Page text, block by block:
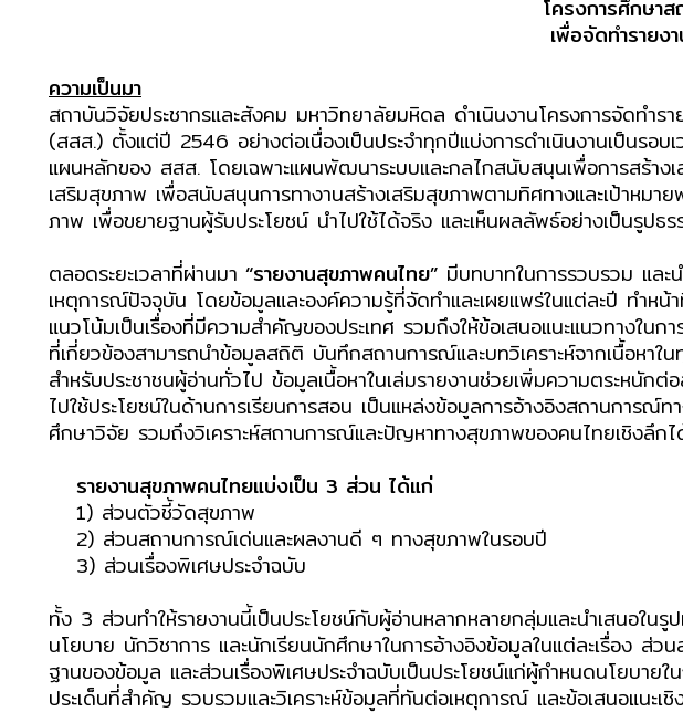
โครงการศึกษา
เพื่อจัดทำราย
ความเป็นมา
สถาบันวิจัยประชากรและสังคม มหาวิทยาลัยมหิดล ดำเนินงานโครงการจัดท
(สสส.) ตั้งแต่ปี 2546 อย่างต่อเนื่องเป็นประจำทุกปีแบ่งการดำเนินงานเป็นร
แผนหลักของ สสส. โดยเฉพาะแผนพัฒนาระบบและกลไกสนับสนุนเพื่อการสร้า
เสริมสุขภาพ เพื่อสนับสนุนการทางานสร้างเสริมสุขภาพตามทิศทางและเป้าหม
ภาพ เพื่อขยายฐานผู้รับประโยชน์ นำไปใช้ได้จริง และเห็นผลลัพธ์อย่างเป็นรูป
ตลอดระยะเวลาที่ผ่านมา “รายงานสุขภาพคนไทย” มีบทบาทในการรวบรวม แล
เหตุการณ์ปัจจุบัน โดยข้อมูลและองค์ความรู้ที่จัดทำและเผยแพร่ในแต่ละปี ทำห
แนวโน้มเป็นเรื่องที่มีความสำคัญของประเทศ รวมถึงให้ข้อเสนอแนะแนวทางใ
ที่เกี่ยวข้องสามารถนำข้อมูลสถิติ บันทึกสถานการณ์และบทวิเคราะห์จากเนื้อหาใ
สำหรับประชาชนผู้อ่านทั่วไป ข้อมูลเนื้อหาในเล่มรายงานช่วยเพิ่มความตระหนั
ไปใช้ประโยชน์ในด้านการเรียนการสอน เป็นแหล่งข้อมูลการอ้างอิงสถานการ
ศึกษาวิจัย รวมถึงวิเคราะห์สถานการณ์และปัญหาทางสุขภาพของคนไทยเชิงลึก
รายงานสุขภาพคนไทยแบ่งเป็น 3 ส่วน ได้แก่
1) ส่วนตัวชี้วัดสุขภาพ
2) ส่วนสถานการณ์เด่นและผลงานดี ๆ ทางสุขภาพในรอบปี
3) ส่วนเรื่องพิเศษประจำฉบับ
ทั้ง 3 ส่วนทำให้รายงานนี้เป็นประโยชน์กับผู้อ่านหลากหลายกลุ่มและนำเสนอใ
นโยบาย นักวิชาการ และนักเรียนนักศึกษาในการอ้างอิงข้อมูลในแต่ละเรื่อง ส่
ฐานของข้อมูล และส่วนเรื่องพิเศษประจำฉบับเป็นประโยชน์แก่ผู้กำหนดนโยบาย
ประเด็นที่สำคัญ รวบรวมและวิเคราะห์ข้อมูลที่ทันต่อเหตุการณ์ และข้อเสนอแนะเ